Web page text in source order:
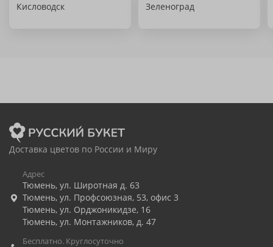
Кисловодск Зеленоград
Доставка цветов по России и Миру
Адрес
Тюмень, ул. Широтная д. 63
Тюмень, ул. Профсоюзная, 53, офис 3
Тюмень, ул. Орджоникидзе, 16
Тюмень, ул. Монтажников, д. 47
Бесплатно. Круглосуточно